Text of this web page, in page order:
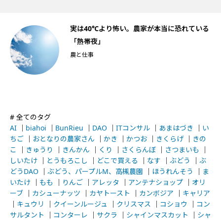
実は40℃より怖い。農家が本当に恐れている
「熱帯夜」
農と仕事
# 全てのタグ
AI ｜ biahoi ｜ BunRieu ｜ DAO ｜ ITコンサル ｜ あまはづき ｜ い
ちご ｜ おとなりの農家さん ｜ かき ｜ かつお ｜ きくらげ｜ きの
こ
｜ きゅうり ｜ きんかん ｜ くり ｜ さくらんぼ ｜ さつまいも
｜
しいたけ ｜ とうもろこし ｜ どこで買える ｜ なす ｜ ぶどう ｜ ぶ
どうDAO ｜ ぶどう、パープルM、高槻農園 ｜ ほうれんそう ｜ ま
いたけ ｜ もも ｜ りんご ｜ アレッタ ｜ アンテナショップ ｜ オリ
ーブ ｜ カシューナッツ ｜ カヤトースト ｜ カンボジア ｜ キャリア
｜ キュウリ ｜ クイーンルージュ ｜ クリスマス ｜ コショウ ｜ コン
サルタント
｜ コンターレ ｜ サクラ ｜ シャインマスカット ｜ シャ